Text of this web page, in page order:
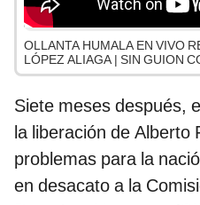
OLLANTA HUMALA EN VIVO
LÓPEZ ALIAGA | SIN GUION
Siete meses después,
la liberación de Alberto
problemas para la
en desacato a la